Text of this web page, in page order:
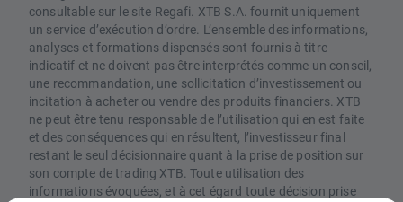
consultable sur le site Regafi. XTB S.A. fournit uniquement
un service d’exécution d’ordre. L’ensemble des informations,
analyses et formations dispensés sont fournis à titre
indicatif et ne doivent pas être interprétés comme un conseil,
une recommandation, une sollicitation d’investissement ou
incitation à acheter ou vendre des produits financiers. XTB
ne peut être tenu responsable de l’utilisation qui en est faite
et des conséquences qui en résultent, l’investisseur final
restant le seul décisionnaire quant à la prise de position sur
son compte de trading XTB. Toute utilisation des
informations évoquées, et à cet égard toute décision prise